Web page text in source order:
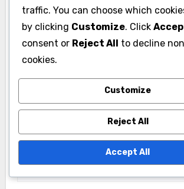
Name*
traffic. You can choose which
by clicking Customize. Click
consent or Reject All to decline
cookies.
Customize
Reject All
Accept All